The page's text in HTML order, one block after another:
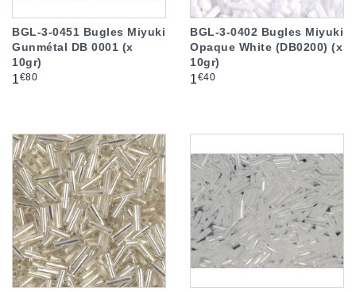
BGL-3-0451 Bugles Miyuki
Gunmétal DB 0001 (x
10gr)
Prix
1€80
BGL-3-0402 Bugles Miyuki
Opaque White (DB0200) (x
10gr)
Prix
1€40